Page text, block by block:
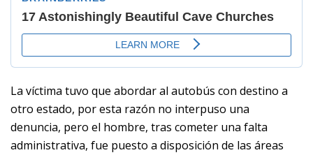
La víctima tuvo que abordar al autobús con destino a
otro estado, por esta razón no interpuso una
denuncia, pero el hombre, tras cometer una falta
administrativa, fue puesto a disposición de las áreas